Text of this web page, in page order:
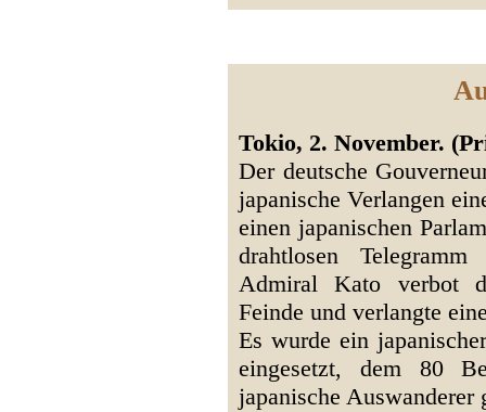
Tokio, 2. November.
Der deutsche
japanische Verlangen
einen japanischen
drahtlosen
Admiral Kato verbot
Feinde und verlangte
Es wurde ein
eingesetzt, dem 80
japanische Auswanderer